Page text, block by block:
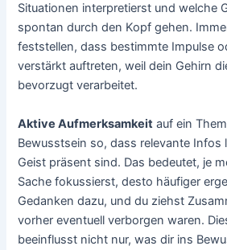
Situationen interpretierst und welche
spontan durch den Kopf gehen.
feststellen, dass bestimmte Impulse
verstärkt auftreten, weil dein Gehirn
bevorzugt verarbeitet.
Aktive Aufmerksamkeit auf ein
Bewusstsein so, dass relevante Infos
Geist präsent sind. Das bedeutet, je
Sache fokussierst, desto häufiger
Gedanken dazu, und du ziehst
vorher eventuell verborgen waren.
beeinflusst nicht nur, was dir ins